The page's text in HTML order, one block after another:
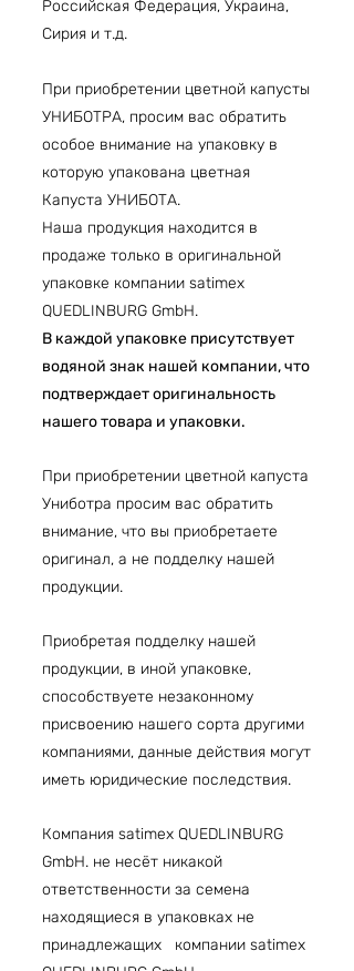
Российская Федерация, Украина,
Сирия и т.д.
При приобретении цветной капусты
УНИБОТРА, просим вас обратить
особое внимание на упаковку в
которую упакована цветная
Капуста УНИБОТА.
Наша продукция находится в
продаже только в оригинальной
упаковке компании satimex
QUEDLINBURG GmbH.
В каждой упаковке присутствует
водяной знак нашей компании, что
подтверждает оригинальность
нашего товара и упаковки.
При приобретении цветной капуста
Униботра просим вас обратить
внимание, что вы приобретаете
оригинал, а не подделку нашей
продукции.
Приобретая подделку нашей
продукции, в иной упаковке,
способствуете незаконному
присвоению нашего сорта другими
компаниями, данные действия могут
иметь юридические последствия.
Компания satimex QUEDLINBURG
GmbH. не несёт никакой
ответственности за семена
находящиеся в упаковках не
принадлежащих компании satimex